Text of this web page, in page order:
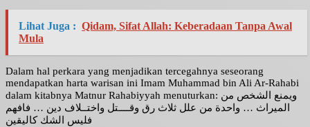
Lihat Juga : Qidam, Sifat Allah: Keberadaan Tanpa Awal
Mula
Dalam hal perkara yang menjadikan tercegahnya seseorang
mendapatkan harta warisan ini Imam Muhammad bin Ali Ar-Rahabi
dalam kitabnya Matnur Rahabiyyah menuturkan: ويمنع الشخص من
الميراث … واحدة من علل ثلاث رق وقــــتل واختــلاف دين … فافهم
فليس الشك كاليقين